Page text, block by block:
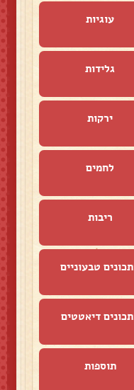
עוגיות
גלידות
ירקות
לחמים
ריבות
טבעוניים
דיאטטים
תוספות